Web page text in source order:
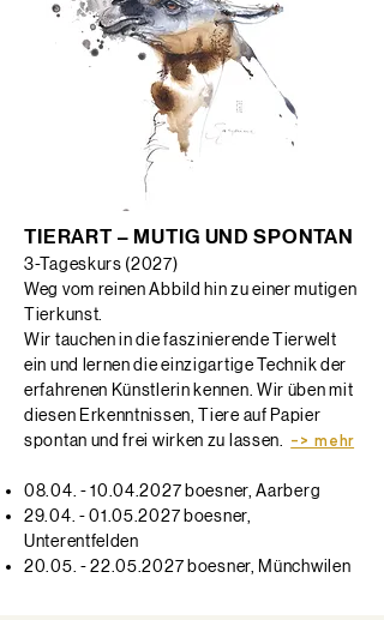
TIERART – MUTIG UND SPONTAN
3-Tageskurs (2027)
Weg vom reinen Abbild hin zu einer mutigen
Tierkunst.
Wir tauchen in die faszinierende Tierwelt
ein und lernen die einzigartige Technik der
erfahrenen Künstlerin kennen. Wir üben mit
diesen Erkenntnissen, Tiere auf Papier
spontan und frei wirken zu lassen.
-> mehr
08.04. - 10.04.2027 boesner, Aarberg
29.04. - 01.05.2027 boesner,
Unterentfelden
20.05. - 22.05.2027 boesner, Münchwilen